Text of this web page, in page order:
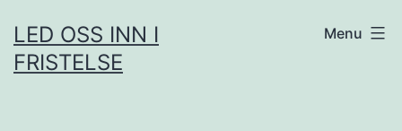
to
content
LED OSS INN I
FRISTELSE
Menu